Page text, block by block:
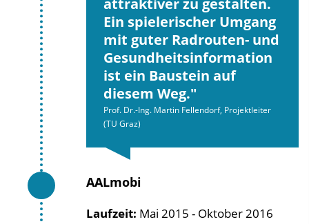
attraktiver zu gestalten.
Ein spielerischer Umgang
mit guter Radrouten- und
Gesundheitsinformation
ist ein Baustein auf
diesem Weg.
Prof. Dr.-Ing. Martin Fellendorf, Projektleiter
(TU Graz)
AALmobi
Laufzeit: Mai 2015 - Oktober 2016